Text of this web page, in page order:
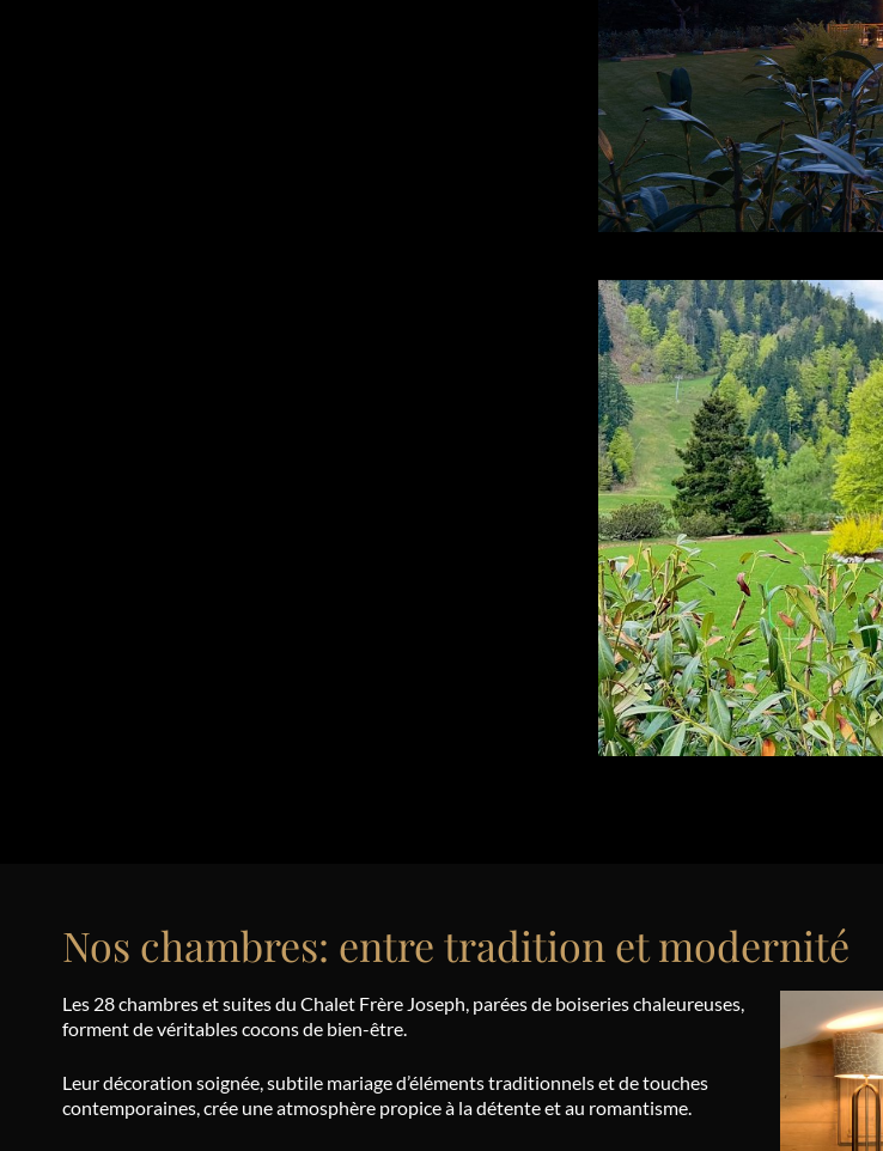
Nos chambres: entre tradition et modernité
Les 28 chambres et suites du Chalet Frère Joseph, parées de boiseries chaleureuses,
forment de véritables cocons de bien-être.
Leur décoration soignée, subtile mariage d’éléments traditionnels et de touches
contemporaines, crée une atmosphère propice à la détente et au romantisme.